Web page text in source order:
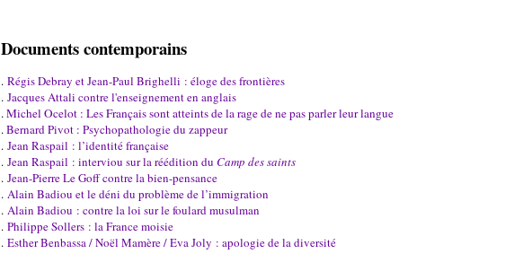
Documents contemporains
. Régis Debray et Jean-Paul Brighelli : éloge des frontières
. Jacques Attali contre l'enseignement en anglais
.Michel Ocelot : Les Français sont atteints de la rage de ne pas parler leur langue
.Bernard Pivot : Psychopathologie du zappeur
. Jean Raspail : l’identité française
. Jean Raspail : interviou sur la réédition du Camp des saints
. Jean-Pierre Le Goff contre la bien-pensance
. Alain Badiou et le déni du problème de l’immigration
. Alain Badiou : contre la loi sur le foulard musulman
. Philippe Sollers : la France moisie
. Esther Benbassa / Noël Mamère / Eva Joly : apologie de la diversité